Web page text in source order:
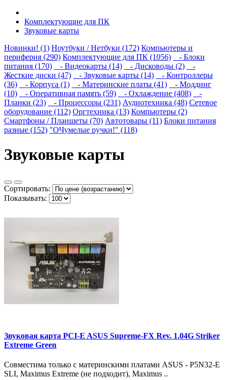
Комплектующие для ПК
Звуковые карты
Новинки! (1) Ноутбуки / Нетбуки (172) Компьютеры и
периферия (290) Комплектующие для ПК (1056)
- Блоки
питания (170)
- Видеокарты (14) - Дисководы (2)
-
Жесткие диски (47)
- Звуковые карты (14)
- Контроллеры
(36)
- Корпуса (1) - Материнские платы (41)
- Моддинг
(10)
- Оперативная память (59) - Охлаждение (408)
-
Планки (23)
- Процессоры (231) Аудиотехника (48) Сетевое
оборудование (112) Оргтехника (13) Компьютеры (2)
Смартфоны / Планшеты (70) Автотовары (11) Блоки питания
разные (152) "ОЧумелые ручки!" (118)
Звуковые карты
Сортировать:
Показывать:
Звуковая карта PCI-E ASUS Supreme-FX Rev. 1.04G Striker
Extreme Green
Совместима только с материнскими платами ASUS - P5N32-E
SLI, Maximus Extreme (не подходит), Maximus ..